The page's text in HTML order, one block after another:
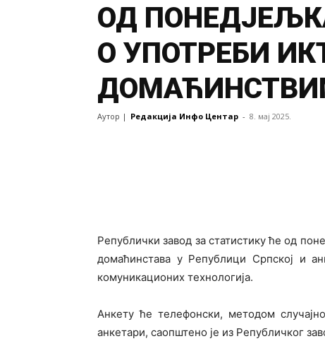
ОД
О УПОТРЕБИ
Аутор | Редакција Инфо Центар - 8. мај 2025.
Републички завод за статистику ће од
домаћинстава у Републици Српској и
комуникационих технологија.
Анкету ће телефонски, методом
анкетари, саопштено је из Републичког